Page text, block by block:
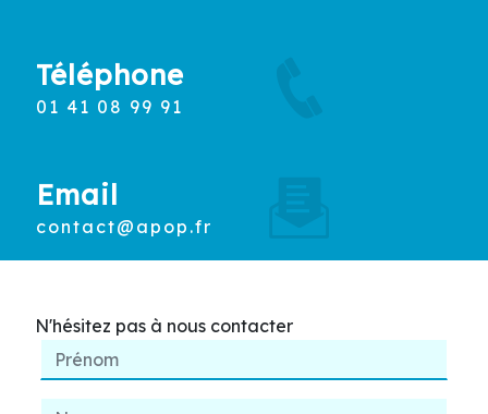
Téléphone
01 41 08 99 91
Email
contact@apop.fr
N'hésitez pas à nous contacter